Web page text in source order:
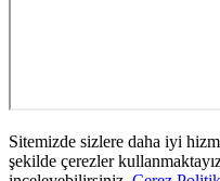
Sitemizde sizlere daha iyi
şekilde çerezler